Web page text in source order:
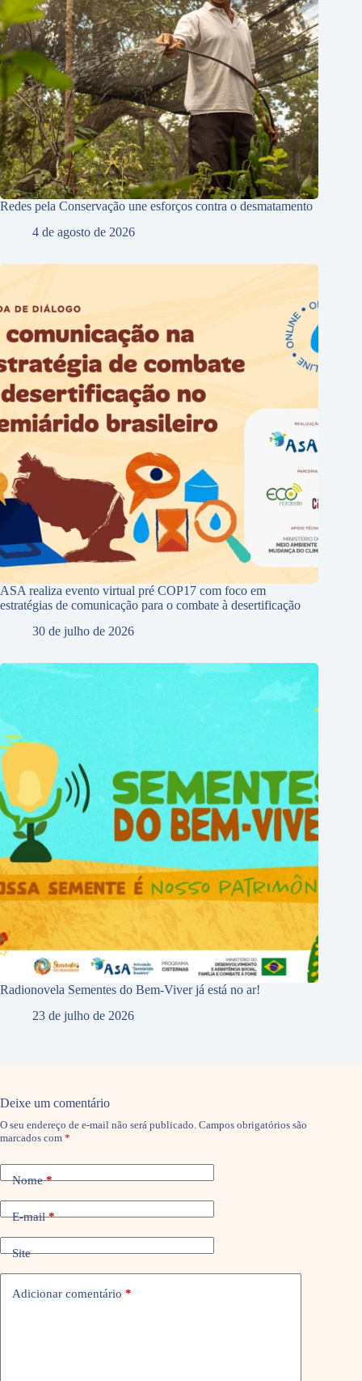
Redes pela Conservação une esforços contra o desmatamento
4 de agosto de 2026
ASA realiza evento virtual pré COP17 com foco em
estratégias de comunicação para o combate à desertificação
30 de julho de 2026
Radionovela Sementes do Bem-Viver já está no ar!
23 de julho de 2026
Deixe um comentário
O seu endereço de e-mail não será publicado. Campos obrigatórios são
marcados com *
Nome*
E-mail*
Site
Adicionar comentário *